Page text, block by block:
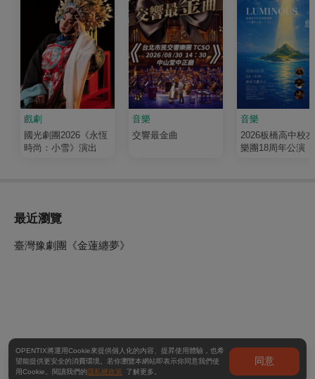
戲劇
國光劇團2026《永恆
時尚：小雪》演出
音樂
交響最金曲
音樂
2026板橋高中校
樂團18周年公演
最近瀏覽
臺灣豫劇團《金蓮纏夢》
OPENTIX將運用Cookie來提供個人化的內容、提昇使用體驗，也希
望能提供更安全的消費環境。若你瀏覽本網站即表示你同意我們使
用Cookie。閱讀我們的隱私權政策 了解更多。
同意